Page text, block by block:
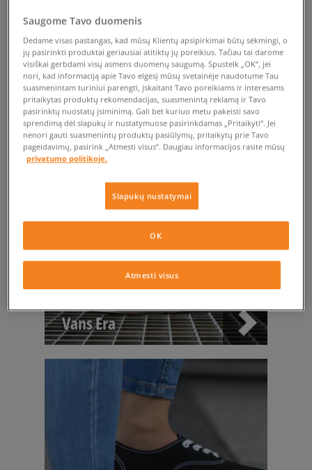
Vans Sk8-Hi
Vans Era
Saugome Tavo duomenis
Dedame visas pastangas, kad mūsų Klientų apsipirkimai būtų sėkmingi, o
jų pasirinkti produktai geriausiai atitiktų jų poreikius. Tačiau tai darome
visiškai gerbdami visų asmens duomenų saugumą. Spustelk „OK“, jei
nori, kad informaciją apie Tavo elgesį mūsų svetainėje naudotume Tau
suasmenintam turiniui parengti, įskaitant Tavo poreikiams ir interesams
pritaikytas produktų rekomendacijas, suasmenintą reklamą ir Tavo
pasirinktų nuostatų įsiminimą. Gali bet kuriuo metu pakeisti savo
sprendimą dėl slapukų ir nustatymuose pasirinkdamas „Pritaikyti“. Jei
nenori gauti suasmenintų produktų pasiūlymų, pritaikytų prie Tavo
pageidavimų, pasirink „Atmesti visus”. Daugiau informacijos rasite mūsų
privatumo politikoje.
Slapukų nustatymai
Atmesti visus
OK